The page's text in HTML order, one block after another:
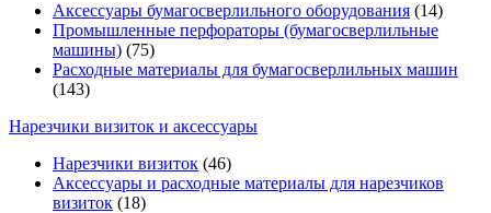
Аксессуары бумагосверлильного оборудования (14)
Промышленные перфораторы (бумагосверлильные
машины) (75)
Расходные материалы для бумагосверлильных машин
(143)
Нарезчики визиток и аксессуары
Нарезчики визиток (46)
Аксессуары и расходные материалы для нарезчиков
визиток (18)